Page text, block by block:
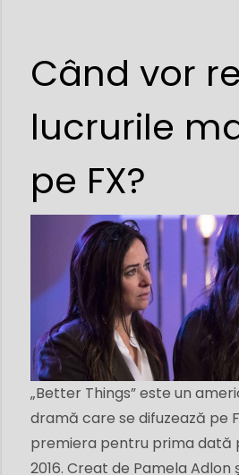
Când vor
lucrurile
pe FX?
„Better Things” este un
dramă care se difuzează pe
premiera pentru prima dată
2016. Creat de Pamela